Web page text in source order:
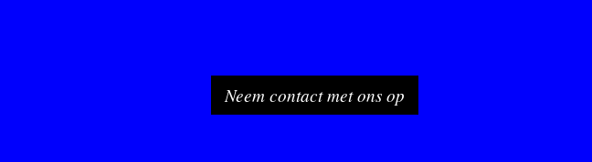
Neem contact met ons op